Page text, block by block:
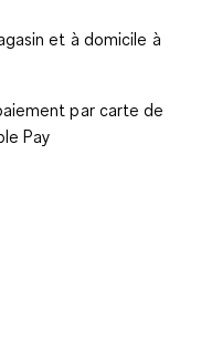
et à domicile à
par carte de
Pay